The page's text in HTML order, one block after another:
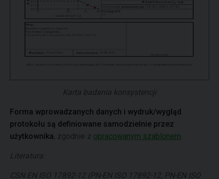
Karta badania konsystencji
Forma wprowadzanych danych i wydruk/wygląd
protokołu są definiowane samodzielnie przez
użytkownika, zgodnie z opracowanym szablonem
Literatura:
CSN EN ISO 17892-12 (PN-EN ISO 17892-12, PN-EN ISO